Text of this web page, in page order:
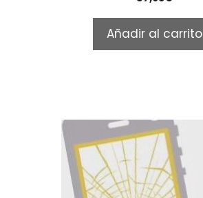
o
f
5
Añadir al carrito